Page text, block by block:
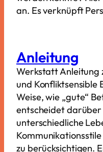
an. Es verknüpft
Anleitung
Werkstatt Anleitung
und Konfliktsensible
Weise, wie „gute“
entscheidet darüber
unterschiedliche
zu berücksichtigen.